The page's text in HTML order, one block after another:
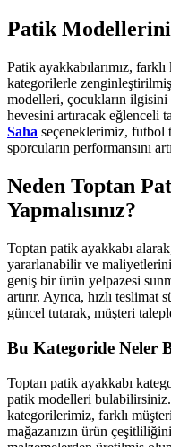
Patik
Patik ayakkabılarımız,
kategorilerle
modelleri, çocukların ilgisini
hevesini artıracak eğlenceli
Saha seçeneklerimiz, futbol
sporcuların performansını
Neden Toptan
Yapmalısınız?
Toptan patik ayakkabı
yararlanabilir ve
geniş bir ürün yelpazesi
artırır. Ayrıca, hızlı teslimat
güncel tutarak, müşteri
Bu Kategoride Neler
Toptan patik ayakkabı
patik modelleri
kategorilerimiz, farklı
mağazanızın ürün